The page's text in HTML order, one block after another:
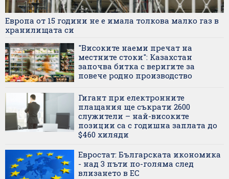
Европа от 15 години не е имала толкова малко газ в
хранилищата си
"Високите наеми пречат на
местните стоки": Казахстан
започва битка с веригите за
повече родно производство
Гигант при електронните
плащания ще съкрати 2600
служители – най-високите
позиции са с годишна заплата до
$460 хиляди
Евростат: Българската икономика
- над 3 пъти по-голяма след
влизането в ЕС